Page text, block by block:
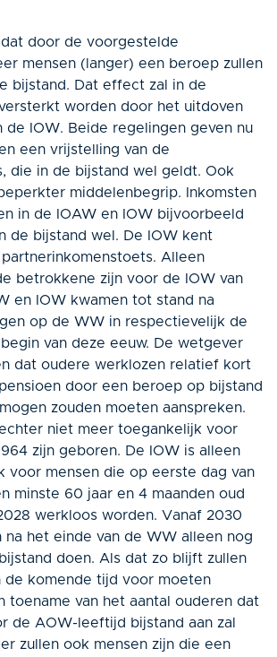
door de voorgestelde
mensen (langer) een beroep zullen
bijstand. Dat effect zal in de
worden door het uitdoven
de IOW. Beide regelingen geven nu
een vrijstelling van de
die in de bijstand wel geldt. Ook
middelenbegrip. Inkomsten
in de IOAW en IOW bijvoorbeeld
de bijstand wel. De IOW kent
Alleen
betrokkene zijn voor de IOW van
en IOW kwamen tot stand na
op de WW in respectievelijk de
van deze eeuw. De wetgever
dat oudere werklozen relatief kort
door een beroep op bijstand
zouden moeten aanspreken.
niet meer toegankelijk voor
zijn geboren. De IOW is alleen
voor mensen die op eerste dag van
minste 60 jaar en 4 maanden oud
werkloos worden. Vanaf 2030
na het einde van de WW alleen nog
doen. Als dat zo blijft zullen
de komende tijd voor moeten
toename van het aantal ouderen dat
de AOW-leeftijd bijstand aan zal
zullen ook mensen zijn die een